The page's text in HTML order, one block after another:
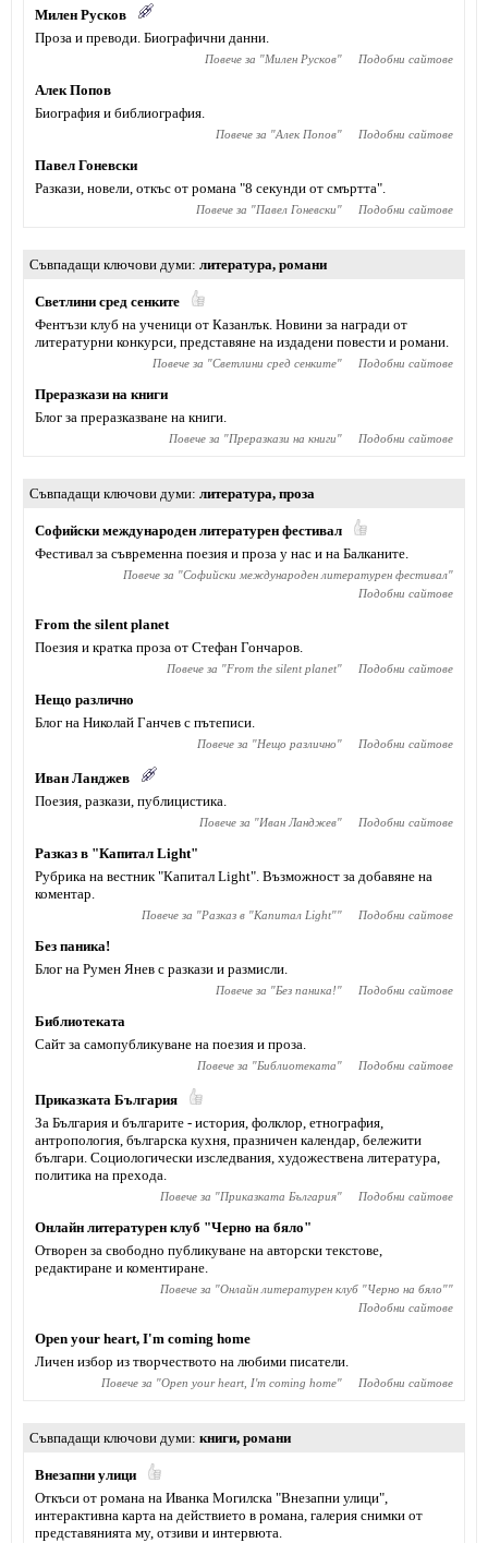
Милен Русков
Проза и преводи. Биографични данни.
Повече за "Милен Русков" Подобни сайтове
Алек Попов
Биография и библиография.
Повече за "Алек Попов" Подобни сайтове
Павел Гоневски
Разкази, новели, откъс от романа "8 секунди от смъртта".
Повече за "Павел Гоневски" Подобни сайтове
Съвпадащи ключови думи литература, романи
Светлини сред сенките
Фентъзи клуб на ученици от Казанлък. Новини за награди от
литературни конкурси, представяне на издадени повести и романи.
Повече за "Светлини сред сенките" Подобни сайтове
Преразкази на книги
Блог за преразказване на книги.
Повече за "Преразкази на книги" Подобни сайтове
Съвпадащи ключови думи литература, проза
Софийски международен литературен фестивал
Фестивал за съвременна поезия и проза у нас и на Балканите.
Повече за "Софийски международен литературен фестивал"
Подобни сайтове
From the silent planet
Поезия и кратка проза от Стефан Гончаров.
Повече за "From the silent planet" Подобни сайтове
Нещо различно
Блог на Николай Ганчев с пътеписи.
Повече за "Нещо различно" Подобни сайтове
Иван Ланджев
Поезия, разкази, публицистика.
Повече за "Иван Ланджев" Подобни сайтове
Разказ в "Капитал Light"
Рубрика на вестник "Капитал Light". Възможност за добавяне на
коментар.
Повече за "Разказ в "Капитал Light"" Подобни сайтове
Без паника!
Блог на Румен Янев с разкази и размисли.
Повече за "Без паника!" Подобни сайтове
Библиотеката
Сайт за самопубликуване на поезия и проза.
Повече за "Библиотеката" Подобни сайтове
Приказката България
За България и българите - история, фолклор, етнография,
антропология, българска кухня, празничен календар, бележити
българи. Социологически изследвания, художествена литература,
политика на прехода.
Повече за "Приказката България" Подобни сайтове
Онлайн литературен клуб "Черно на бяло"
Отворен за свободно публикуване на авторски текстове,
редактиране и коментиране.
Повече за "Онлайн литературен клуб "Черно на бяло""
Подобни сайтове
Open your heart, I'm coming home
Личен избор из творчеството на любими писатели.
Повече за "Open your heart, I'm coming home" Подобни сайтове
Съвпадащи ключови думи книги, романи
Внезапни улици
Откъси от романа на Иванка Могилска "Внезапни улици",
интерактивна карта на действието в романа, галерия снимки от
представянията му, отзиви и интервюта.